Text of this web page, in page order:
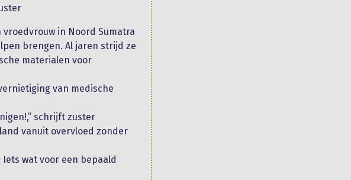
in Noord Sumatra
brengen. Al jaren strijd ze
materialen voor
van medische
schrijft zuster
vanuit overvloed zonder
wat voor een bepaald